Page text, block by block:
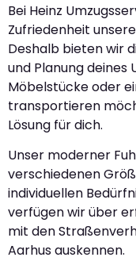
Bei Heinz
Zufriedenheit
Deshalb bieten wir
und Planung deines
Möbelstücke oder
transportieren
Lösung für dich.
Unser moderner
verschiedenen
individuellen
verfügen wir über
mit den
Aarhus auskennen.